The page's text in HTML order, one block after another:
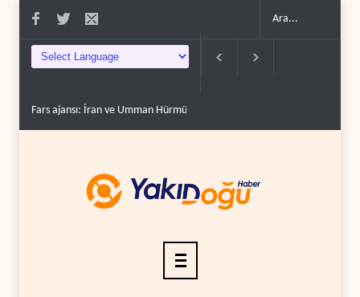
Fars ajansı: İran ve Umman Hürmüz Boğazı için geçiş..